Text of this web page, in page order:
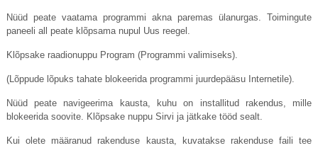
Nüüd peate vaatama programmi akna paremas ülanurgas. Toimingute
paneeli all peate klõpsama nupul Uus reegel.
Klõpsake raadionuppu Program (Programmi valimiseks).
(Lõppude lõpuks tahate blokeerida programmi juurdepääsu Internetile).
Nüüd peate navigeerima kausta, kuhu on installitud rakendus, mille
blokeerida soovite. Klõpsake nuppu Sirvi ja jätkake tööd sealt.
Kui olete määranud rakenduse kausta, kuvatakse rakenduse faili tee